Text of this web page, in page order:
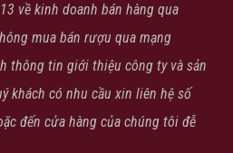
về kinh doanh bán hàng qua
mua bán rượu qua mạng
thông tin giới thiệu công ty và sản
khách có nhu cầu xin liên hệ số
đến cửa hàng của chúng tôi đễ